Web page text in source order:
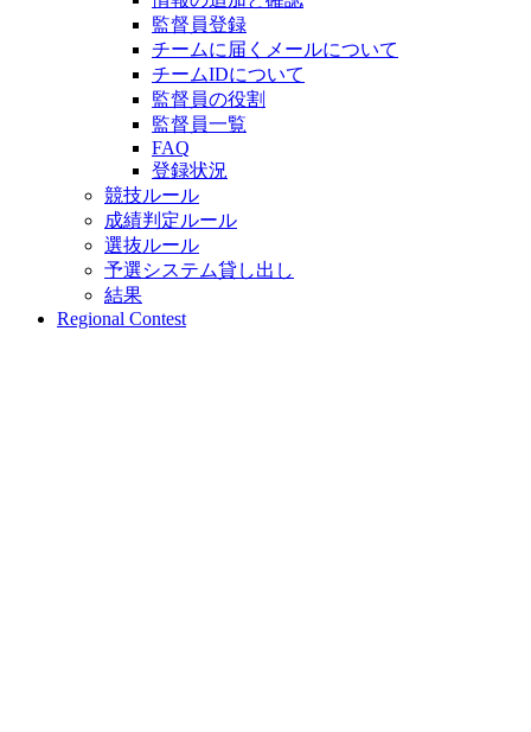
監督員登録
チームに届くメールについて
チームIDについて
監督員の役割
監督員一覧
FAQ
登録状況
競技ルール
成績判定ルール
選抜ルール
予選システム貸し出し
結果
Regional Contest